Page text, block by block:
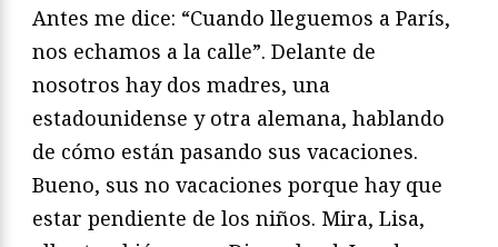
Antes me dice: “Cuando lleguemos a París,
nos echamos a la calle”. Delante de
nosotros hay dos madres, una
estadounidense y otra alemana, hablando
de cómo están pasando sus vacaciones.
Bueno, sus no vacaciones porque hay que
estar pendiente de los niños. Mira, Lisa,